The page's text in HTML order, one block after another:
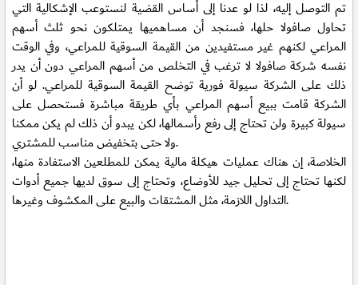
تم التوصل إليه، لذا لو عدنا إلى أساس القضية لنستوعب الإشكالية التي
تحاول صافولا حلها، فسنجد أن مساهميها يمتلكون نحو ثلث أسهم
المراعي لكنهم غير مستفيدين من القيمة السوقية للمراعي، وفي الوقت
نفسه شركة صافولا لا ترغب في التخلص من أسهم المراعي دون أن يدر
ذلك على الشركة سيولة فورية توضح القيمة السوقية للمراعي. لو أن
الشركة قامت ببيع أسهم المراعي بأي طريقة مباشرة فستحصل على
سيولة كبيرة ولن تحتاج إلى رفع رأسمالها، لكن يبدو أن ذلك لم يكن ممكنا
ولا حتى بتخفيض مناسب للمشتري.
الخلاصة، إن هناك عمليات هيكلة مالية يمكن للمطلعين الاستفادة منها،
لكنها تحتاج إلى تحليل جيد للأوضاع، وتحتاج إلى سوق لديها جميع أدوات
التداول اللازمة، مثل المشتقات والبيع على المكشوف وغيرها.